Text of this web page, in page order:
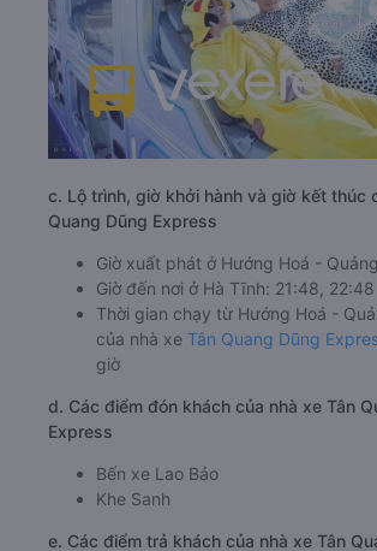
c. Lộ trình, giờ khởi hành và giờ kết thúc
Quang Dũng Express
Giờ xuất phát ở Hướng Hoá -
Giờ đến nơi ở Hà Tĩnh: 21:48, 22:48
Thời gian chạy từ Hướng Hoá -
của nhà xe Tân Quang Dũng
giờ
d. Các điểm đón khách của nhà xe Tân
Express
Bến xe Lao Bảo
Khe Sanh
e. Các điểm trả khách của nhà xe Tân